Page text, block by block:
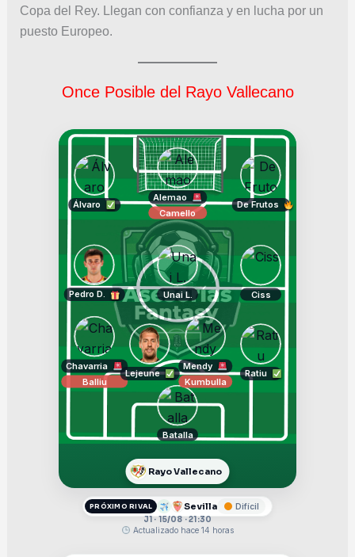
Copa del Rey. Llegan con confianza y en lucha por un
puesto Europeo.
Once Posible del Rayo Vallecano
Batalla
Chavarria
Balliu
Lejeune
Mendy
Kumbulla
Ratiu
Pedro D. Unai L. Ciss
Álvaro
Alemao
Camello
De Frutos
Rayo Vallecano
PRÓXIMO RIVAL Sevilla
Difícil
J1 · 15/08 · 21:30
Actualizado hace 14 horas